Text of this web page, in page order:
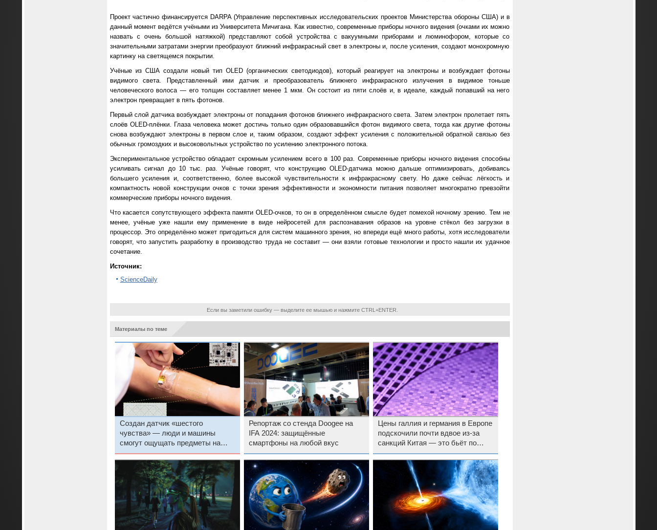
Проект частично финансируется DARPA (Управление перспективных исследовательских проектов Министерства обороны США) и в
данный момент ведётся учёными из Университета Мичигана. Как известно, современные приборы ночного видения (очками их можно
назвать с очень большой натяжкой) представляют собой устройства с вакуумными приборами и люминофором, которые со
значительными затратами энергии преобразуют ближний инфракрасный свет в электроны и, после усиления, создают монохромную
картинку на светящемся покрытии.
Учёные из США создали новый тип OLED (органических светодиодов), который реагирует на электроны и возбуждает фотоны
видимого света. Представленный ими датчик и преобразователь ближнего инфракрасного излучения в видимое тоньше
человеческого волоса — его толщин составляет менее 1 мкм. Он состоит из пяти слоёв и, в идеале, каждый попавший на него
электрон превращает в пять фотонов.
Первый слой датчика возбуждает электроны от попадания фотонов ближнего инфракрасного света. Затем электрон пролетает пять
слоёв OLED-плёнки. Глаза человека может достичь только один образовавшийся фотон видимого света, тогда как другие фотоны
снова возбуждают электроны в первом слое и, таким образом, создают эффект усиления с положительной обратной связью без
обычных громоздких и высоковольтных устройство по усилению электронного потока.
Экспериментальное устройство обладает скромным усилением всего в 100 раз. Современные приборы ночного видения способны
усиливать сигнал до 10 тыс. раз. Учёные говорят, что конструкцию OLED-датчика можно дальше оптимизировать, добиваясь
большего усиления и, соответственно, более высокой чувствительности к инфракрасному свету. Но даже сейчас лёгкость и
компактность новой конструкции очков с точки зрения эффективности и экономности питания позволяет многократно превзойти
коммерческие приборы ночного видения.
Что касается сопутствующего эффекта памяти OLED-очков, то он в определённом смысле будет помехой ночному зрению. Тем не
менее, учёные уже нашли ему применение в виде нейросетей для распознавания образов на уровне стёкол без загрузки в
процессор. Это определённо может пригодиться для систем машинного зрения, но впереди ещё много работы, хотя исследователи
говорят, что запустить разработку в производство труда не составит — они взяли готовые технологии и просто нашли их удачное
сочетание.
Источник:
ScienceDaily
Если вы заметили ошибку — выделите ее мышью и нажмите CTRL+ENTER.
Материалы по теме
Создан датчик «шестого
чувства» — люди и машины
смогут ощущать предметы на
расстоянии, не видя их
Репортаж со стенда Doogee на
IFA 2024: защищённые
смартфоны на любой вкус
Цены галлия и германия в Европе
подскочили почти вдвое из-за
санкций Китая — это бьёт по
производству чипов